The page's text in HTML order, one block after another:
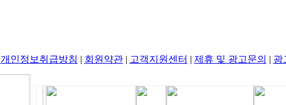
개인정보취급방침 | 회원약관| 고객지원센터 | 제휴 및 광고문의 | 광